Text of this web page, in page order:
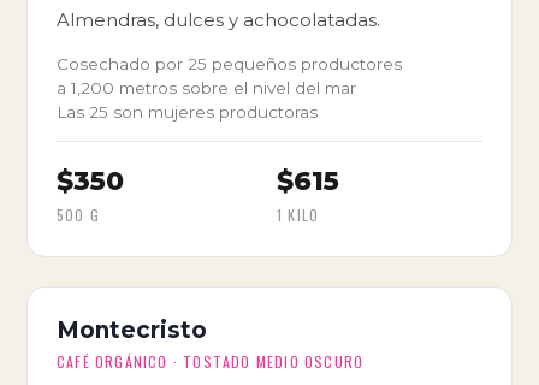
Almendras, dulces y achocolatadas.
Cosechado por 25 pequeños productores
a 1,200 metros sobre el nivel del mar
Las 25 son mujeres productoras
$350
500 G
$615
1 KILO
Montecristo
CAFÉ ORGÁNICO · TOSTADO MEDIO OSCURO